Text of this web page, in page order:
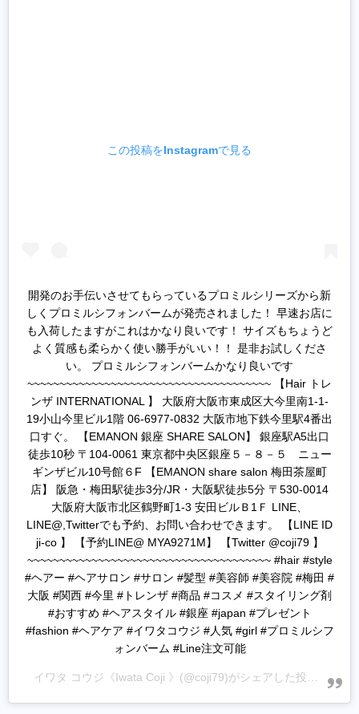
この投稿をInstagramで見る
開発のお手伝いさせてもらっているプロミルシリーズから新
しくプロミルシフォンバームが発売されました！ 早速お店に
も入荷したますがこれはかなり良いです！ サイズもちょうど
よく質感も柔らかく使い勝手がいい！！ 是非お試しくださ
い。 プロミルシフォンバームかなり良いです
~~~~~~~~~~~~~~~~~~~~~~~~~~~~~~~~~~~~~~ 【Hair トレ
ンザ INTERNATIONAL 】 大阪府大阪市東成区大今里南1-1-
19小山今里ビル1階 06-6977-0832 大阪市地下鉄今里駅4番出
口すぐ。 【EMANON 銀座 SHARE SALON】 銀座駅A5出口
徒歩10秒 〒104-0061 東京都中央区銀座５－８－５ ニュー
ギンザビル10号館６F 【EMANON share salon 梅田茶屋町
店】 阪急・梅田駅徒歩3分/JR・大阪駅徒歩5分 〒530-0014
大阪府大阪市北区鶴野町1-3 安田ビルＢ1Ｆ LINE、
LINE@,Twitterでも予約、お問い合わせできます。 【LINE ID
ji-co 】 【予約LINE@ MYA9271M】 【Twitter @coji79 】
~~~~~~~~~~~~~~~~~~~~~~~~~~~~~~~~~~~~~~ #hair #style
#ヘアー #ヘアサロン #サロン #髪型 #美容師 #美容院 #梅田 #
大阪 #関西 #今里 #トレンザ #商品 #コスメ #スタイリング剤
#おすすめ #ヘアスタイル #銀座 #japan #プレゼント
#fashion #ヘアケア #イワタコウジ #人気 #girl #プロミルシフ
ォンバーム #Line注文可能
イワタ コウジ《Iwata Coji 》 (@coji79)がシェアした投稿 - 2020